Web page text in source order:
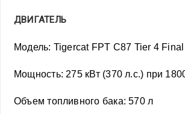
ДВИГАТЕЛЬ
Модель: Tigercat FPT C87 Tier 4 Final
Мощность: 275 кВт (370 л.с.) при
Объем топливного бака: 570 л